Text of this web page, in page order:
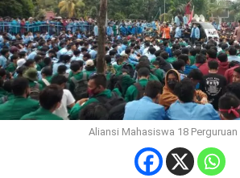
Aliansi Mahasiswa 18